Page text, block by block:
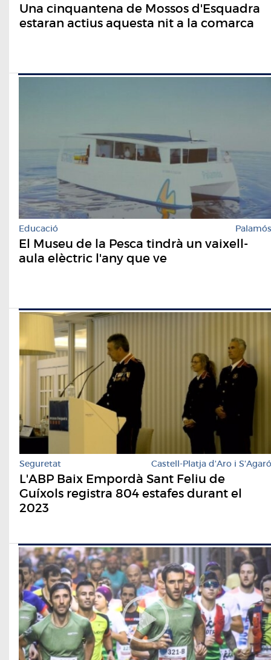
Una cinquantena de Mossos d'Esquadra
estaran actius aquesta nit a la comarca
Educació Palamós
El Museu de la Pesca tindrà un vaixell-
aula elèctric l'any que ve
Seguretat Castell-Platja d'Aro i S'Agaró
L'ABP Baix Empordà Sant Feliu de
Guíxols registra 804 estafes durant el
2023